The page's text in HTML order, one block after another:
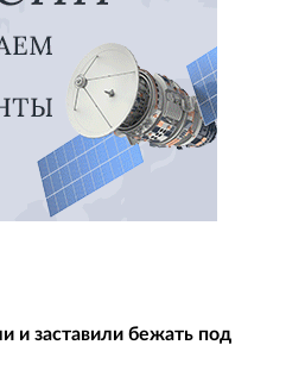
и заставили бежать под